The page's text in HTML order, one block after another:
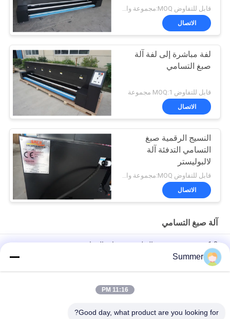
الاتصال
لفة مباشرة إلى لفة آلة
صبغ التسامي
قابل للتفاوض MOQ:1 مجموعة
الاتصال
النسيج الرقمية صبغ
التسامي التدفئة آلة
لالبوليستر
قابل للتفاوض MOQ:مجموعة واحدة
الاتصال
آلة صبغ التسامي
1.8 م وحدة تثبيت صبغ البوليستر معدات التسامي
مشتت
Summer
11:16 PM
Good day, what product are you looking for?